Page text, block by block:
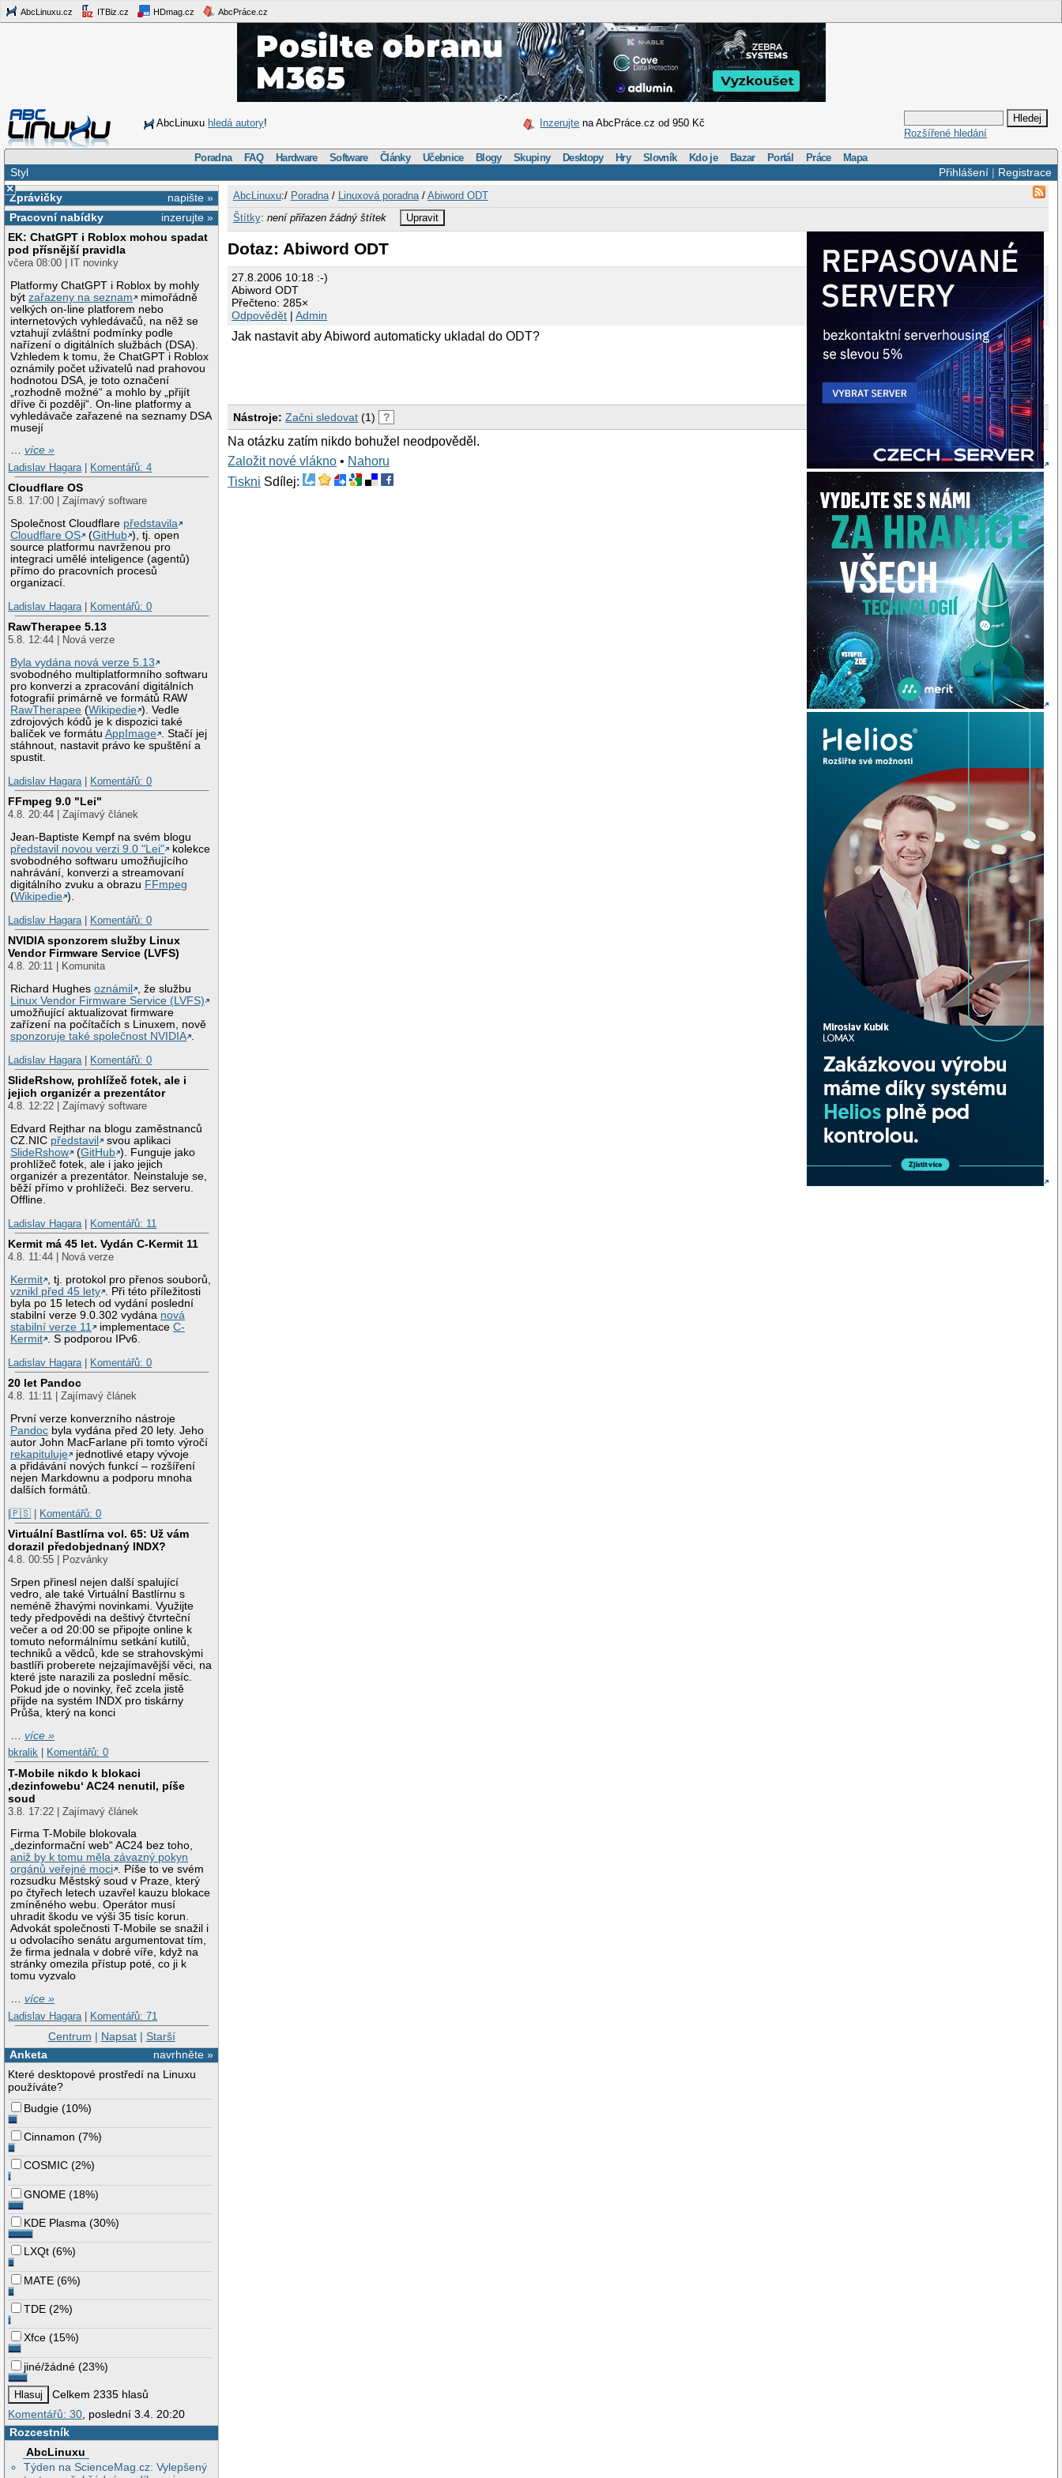
AbcLinuxu.cz ITBiz.cz HDmag.cz AbcPráce.cz
AbcLinuxu hledá autory! Inzerujte na AbcPráce.cz od 950 Kč
Rozšířené hledání
Poradna FAQ Hardware Software Články Učebnice Blogy Skupiny Desktopy Hry Slovník Kdo je Bazar Portál Práce Mapa
Přihlášení| Registrace
Styl
×
napište »
Zprávičky
inzerujte »
Pracovní nabídky
EK: ChatGPT i Roblox mohou spadat
pod přísnější pravidla
včera 08:00 | IT novinky
Platformy ChatGPT i Roblox by mohly
býtzařazeny na seznam
mimořádně
velkých on-line platforem nebo
internetových vyhledávačů, na něž se
vztahují zvláštní podmínky podle
nařízení o digitálních službách (DSA).
Vzhledem k tomu, že ChatGPT i Roblox
oznámily počet uživatelů nad prahovou
hodnotou DSA, je toto označení
„rozhodně možné“ a mohlo by „přijít
dříve či později“. On-line platformy a
vyhledávače zařazené na seznamy DSA
musejí
…více »
Ladislav Hagara
Komentářů: 4
Cloudflare OS
5.8. 17:00 | Zajímavý software
Společnost Cloudflare představila
Cloudflare OS
(GitHub ), tj. open
source platformu navrženou pro
integraci umělé inteligence (agentů)
přímo do pracovních procesů
organizací.
Ladislav Hagara
Komentářů: 0
RawTherapee 5.13
5.8. 12:44 | Nová verze
Byla vydána nová verze 5.13
svobodného multiplatformního softwaru
pro konverzi a zpracování digitálních
fotografií primárně ve formátů RAW
RawTherapee (Wikipedie ). Vedle
zdrojových kódů je k dispozici také
balíček ve formátuAppImage . Stačí jej
stáhnout, nastavit právo ke spuštění a
spustit.
Ladislav Hagara
Komentářů: 0
FFmpeg 9.0 "Lei"
4.8. 20:44 | Zajímavý článek
Jean-Baptiste Kempf na svém blogu
představil novou verzi 9.0 "Lei"
kolekce
svobodného softwaru umožňujícího
nahrávání, konverzi a streamovaní
digitálního zvuku a obrazu FFmpeg
(Wikipedie ).
Ladislav Hagara
Komentářů: 0
NVIDIA sponzorem služby Linux
Vendor Firmware Service (LVFS)
4.8. 20:11 | Komunita
Richard Hughesoznámil
, že službu
Linux Vendor Firmware Service (LVFS)
umožňující aktualizovat firmware
zařízení na počítačích s Linuxem, nově
sponzoruje také společnost NVIDIA .
Ladislav Hagara | Komentářů: 0
SlideRshow, prohlížeč fotek, ale i
jejich organizér a prezentátor
4.8. 12:22 | Zajímavý software
Edvard Rejthar na blogu zaměstnanců
CZ.NIC představil
svou aplikaci
SlideRshow
(GitHub ). Funguje jako
prohlížeč fotek, ale i jako jejich
organizér a prezentátor. Neinstaluje se,
běží přímo v prohlížeči. Bez serveru.
Offline.
Ladislav Hagara | Komentářů: 11
Kermit má 45 let. Vydán C-Kermit 11
4.8. 11:44 | Nová verze
Kermit , tj. protokol pro přenos souborů,
vznikl před 45 lety . Při této příležitosti
byla po 15 letech od vydání poslední
stabilní verze 9.0.302 vydána nová
stabilní verze 11
implementaceC-
Kermit . S podporou IPv6.
Ladislav Hagara | Komentářů: 0
20 let Pandoc
4.8. 11:11 | Zajímavý článek
První verze konverzního nástroje
Pandoc byla vydána před 20 lety. Jeho
autor John MacFarlane při tomto výročí
rekapituluje
jednotlivé etapy vývoje
a přidávání nových funkcí – rozšíření
nejen Markdownu a podporu mnoha
dalších formátů.
|🇵🇸 | Komentářů: 0
Virtuální Bastlírna vol. 65: Už vám
dorazil předobjednaný INDX?
4.8. 00:55 | Pozvánky
Srpen přinesl nejen další spalující
vedro, ale také Virtuální Bastlírnu s
neméně žhavými novinkami. Využijte
tedy předpovědi na deštivý čtvrteční
večer a od 20:00 se připojte online k
tomuto neformálnímu setkání kutilů,
techniků a vědců, kde se strahovskými
bastlíři proberete nejzajímavější věci, na
které jste narazili za poslední měsíc.
Pokud jde o novinky, řeč zcela jistě
přijde na systém INDX pro tiskárny
Průša, který na konci
…více »
bkralik
Komentářů: 0
T-Mobile nikdo k blokaci
‚dezinfowebu‘ AC24 nenutil, píše
soud
3.8. 17:22 | Zajímavý článek
Firma T-Mobile blokovala
„dezinformační web“ AC24 bez toho,
aniž by k tomu měla závazný pokyn
orgánů veřejné moci . Píše to ve svém
rozsudku Městský soud v Praze, který
po čtyřech letech uzavřel kauzu blokace
zmíněného webu. Operátor musí
uhradit škodu ve výši 35 tisíc korun.
Advokát společnosti T-Mobile se snažil i
u odvolacího senátu argumentovat tím,
že firma jednala v dobré víře, když na
stránky omezila přístup poté, co ji k
tomu vyzvalo
…více »
Ladislav Hagara | Komentářů: 71
Centrum | Napsat| Starší
navrhněte »
Anketa
Které desktopové prostředí na Linuxu
používáte?
Budgie (10%)
Cinnamon (7%)
COSMIC (2%)
GNOME (18%)
KDE Plasma (30%)
LXQt (6%)
MATE (6%)
TDE (2%)
Xfce (15%)
jiné/žádné (23%)
Celkem 2335 hlasů
Komentářů: 30, poslední 3.4. 20:20
Rozcestník
AbcLinuxu
Týden na ScienceMag.cz: Vylepšený
AbcLinuxu:/ Poradna/ Linuxová poradna/ Abiword ODT
Štítky: není přiřazen žádný štítek Upravit
Dotaz: Abiword ODT
27.8.2006 10:18 :-)
Abiword ODT
Přečteno: 285×
Odpovědět |Admin
Jak nastavit aby Abiword automaticky ukladal do ODT?
Nástroje: Začni sledovat (1) ?
Na otázku zatím nikdo bohužel neodpověděl.
Založit nové vlákno • Nahoru
Tiskni Sdílej: